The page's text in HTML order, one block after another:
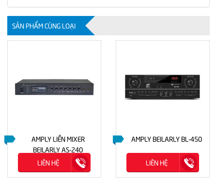
SẢN PHẨM CÙNG LOẠI
AMPLY LIỀN MIXER
BEILARLY AS-240
LIÊN HỆ
AMPLY BEILARLY BL-450
LIÊN HỆ